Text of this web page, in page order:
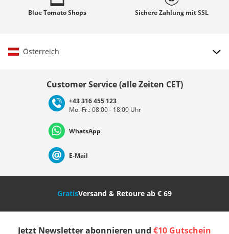
Blue TomatoShops Sichere Zahlung mitSSL
Österreich
Deutschland Österreich
Nederland Italia (Italiano) Italien (Deutsch)
Customer Service (alle Zeiten CET)
+43 316 455 123
Mo.-Fr.: 08:00 - 18:00 Uhr
WhatsApp
E-Mail
GratisVersand & Retoure ab € 69
Jetzt Newsletter abonnieren und €10 Gutschein